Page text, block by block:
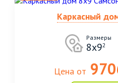
Каркасный
Размеры
8х92
Цена от